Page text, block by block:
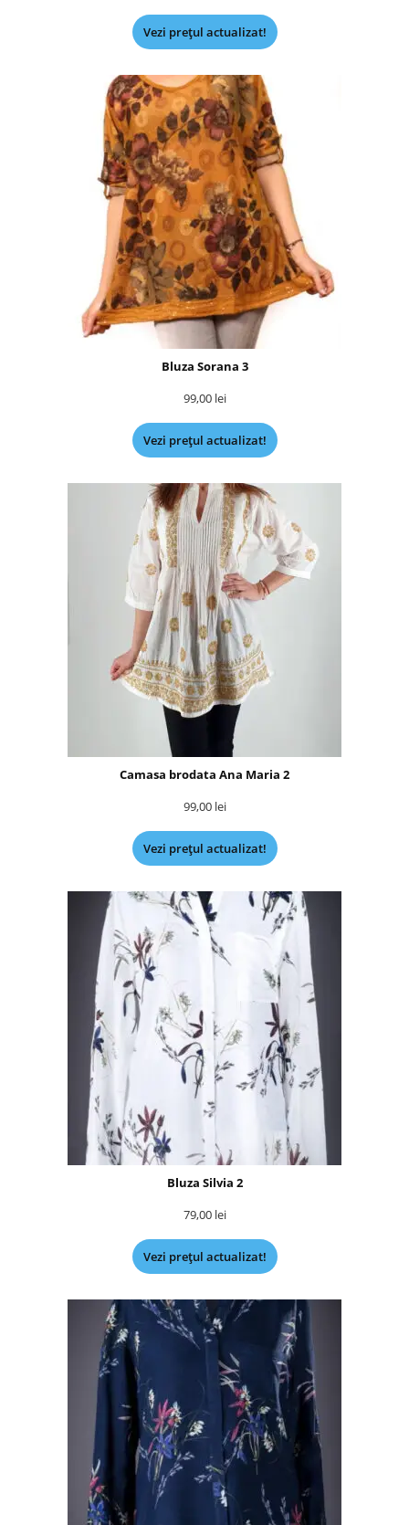
Vezi prețul actualizat!
Bluza Sorana 3
99,00 lei
Vezi prețul actualizat!
Camasa brodata Ana Maria 2
99,00 lei
Vezi prețul actualizat!
Bluza Silvia 2
79,00 lei
Vezi prețul actualizat!